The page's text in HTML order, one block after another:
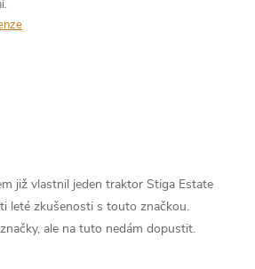
již vlastnil jeden traktor Stiga Estate
leté zkušenosti s touto značkou.
ale na tuto nedám dopustit.